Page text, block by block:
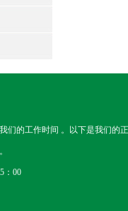
们的工作时间 。以下是我们的
：00